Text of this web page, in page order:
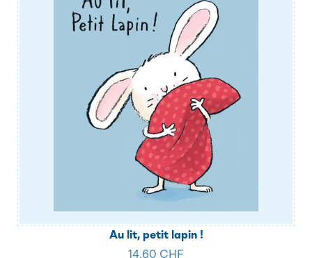
Au lit, petit lapin !
14.60 CHF